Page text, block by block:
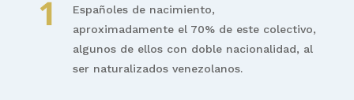
Españoles de nacimiento,
aproximadamente el 70% de este colectivo,
algunos de ellos con doble nacionalidad, al
ser naturalizados venezolanos.